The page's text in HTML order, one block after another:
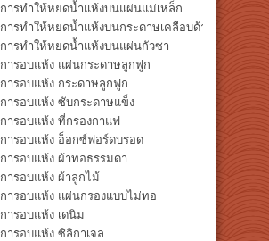
การทำให้หยดน้ำแห้งบนแผ่นแม่เหล็ก
การทำให้หยดน้ำแห้งบนกระดาษเคลือบด้าน
การทำให้หยดน้ำแห้งบนแผ่นกัวซา
การอบแห้ง แผ่นกระดาษลูกฟูก
การอบแห้ง กระดาษลูกฟูก
การอบแห้ง ซับกระดาษแข็ง
การอบแห้ง ที่กรองกาแฟ
การอบแห้ง อ็อกซ์ฟอร์ดบรอด
การอบแห้ง ผ้าทอธรรมดา
การอบแห้ง ผ้าลูกไม้
การอบแห้ง แผ่นกรองแบบไม่ทอ
การอบแห้ง เดนิม
การอบแห้ง ซิลิกาเจล